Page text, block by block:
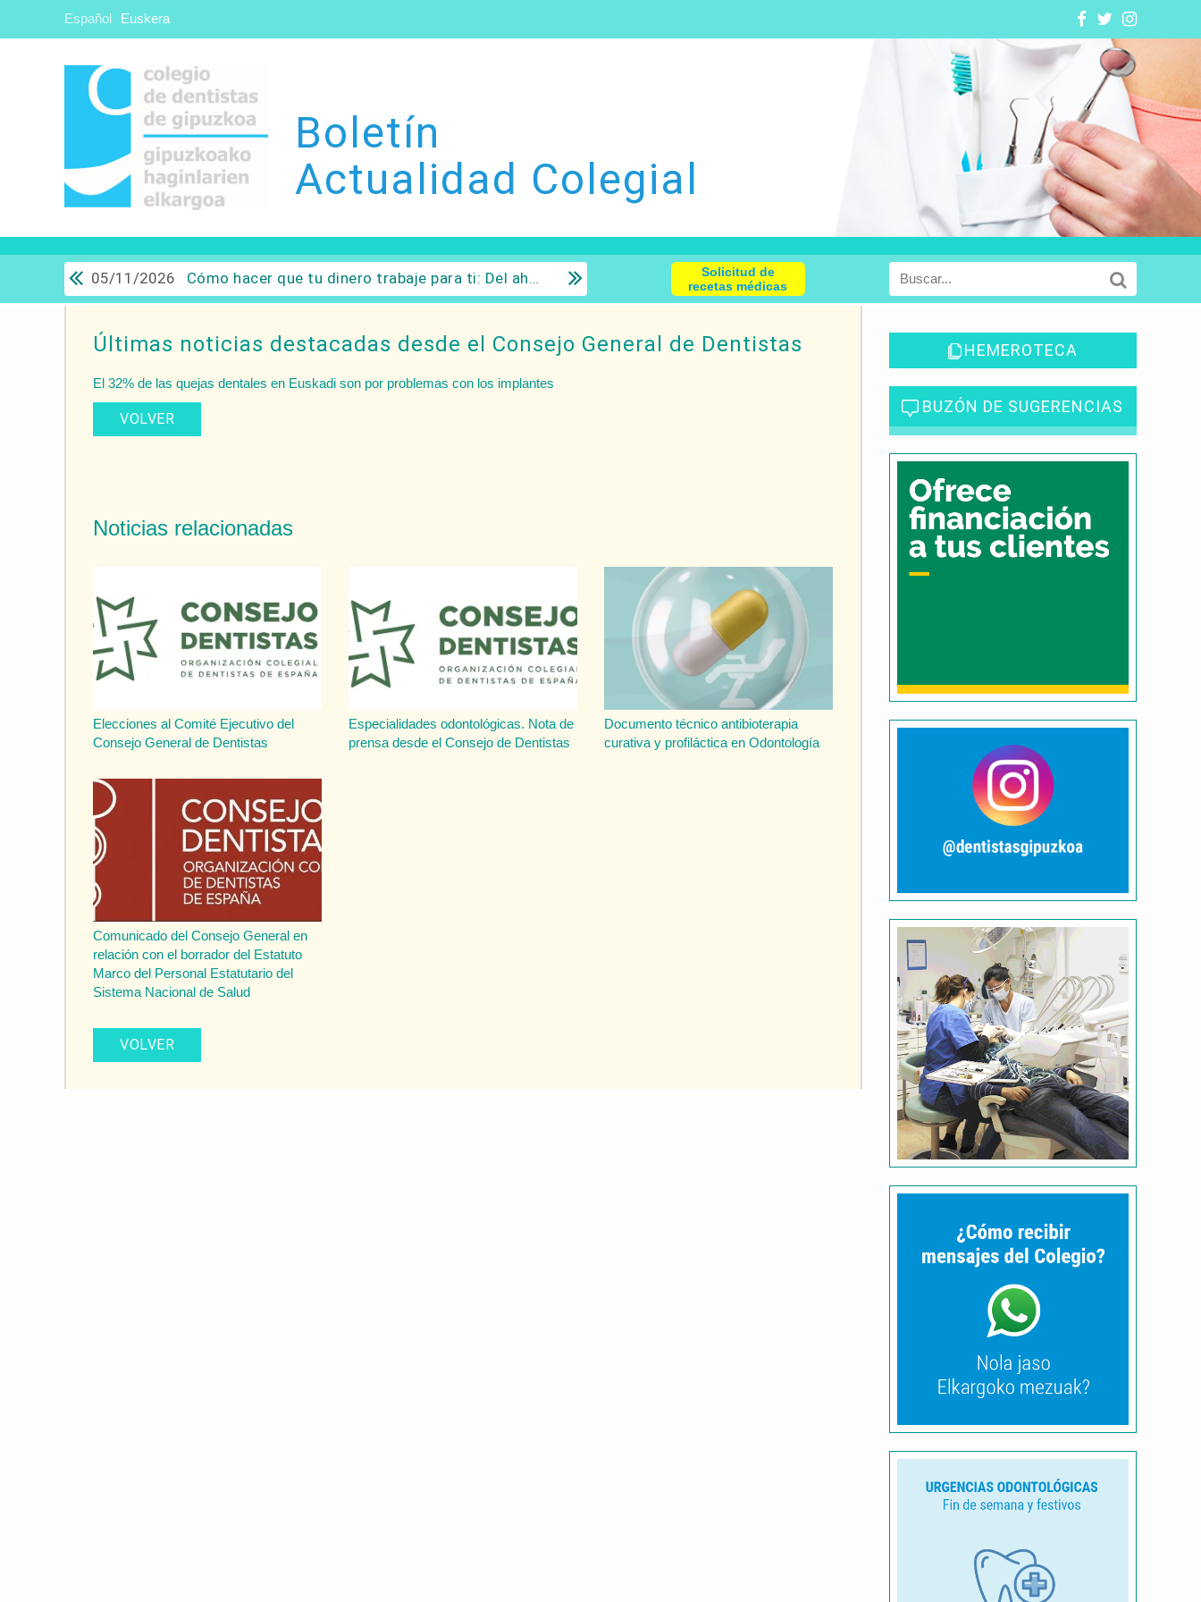
Español Euskera
Boletín
Actualidad Colegial
05/11/2026 Cómo hacer que tu dinero trabaje para ti: Del ahorro a la inversión con sentido común.
Solicitud de
recetas médicas
Últimas noticias destacadas desde el Consejo General de Dentistas
El 32% de las quejas dentales en Euskadi son por problemas con los implantes
VOLVER
Noticias relacionadas
Elecciones al Comité Ejecutivo del
Consejo General de Dentistas
Especialidades odontológicas. Nota de
prensa desde el Consejo de Dentistas
Documento técnico antibioterapia
curativa y profiláctica en Odontología
Comunicado del Consejo General en
relación con el borrador del Estatuto
Marco del Personal Estatutario del
Sistema Nacional de Salud
VOLVER
HEMEROTECA
BUZÓN DE SUGERENCIAS